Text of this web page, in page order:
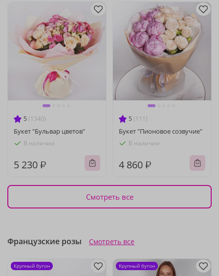
5 (1340)
Букет "Бульвар цветов"
В наличии
5 230 ₽
5 (111)
Букет "Пионовое созвучие"
В наличии
4 860 ₽
Смотреть все
Французские розы Смотреть все
Крупный бутон Крупный бутон